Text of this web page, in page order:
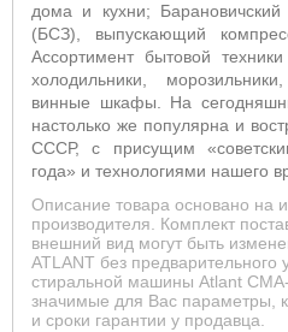
дома и кухни; Барановичский
(БСЗ), выпускающий
Ассортимент бытовой
холодильники,
винные шкафы. На
настолько же популярна и
СССР, с присущим
года» и технологиями нашего
Описание товара основано на
производителя. Комплект
внешний вид могут быть
ATLANT без
стиральной машины Atlant
значимые для Вас параметры,
и сроки гарантии у продавца.